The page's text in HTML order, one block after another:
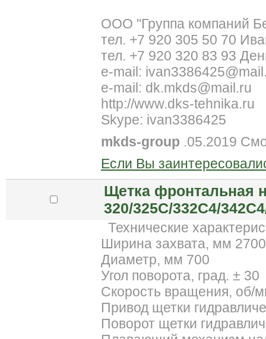
ООО "Группа компаний
тел. +7 920 305 50 70
тел. +7 920 320 83 93
e-mail:
e-mail: dk.mkds@mail.ru
http://www.dks-tehnika.ru
Skype: ivan3386425
mkds-group .05.2019
Если Вы
Щетка фронтальная
320/325С/332С4/
Технические
Ширина захвата, мм 2700
Диаметр, мм 700
Угол поворота, град. ± 30
Скорость вращения, об/
Привод щетки
Поворот щетки